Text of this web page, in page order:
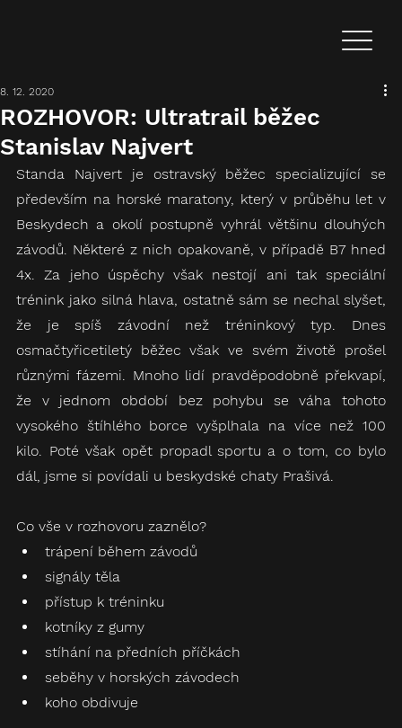
ROZHOVOR: Ultratrail běžec
Stanislav Najvert
8. 12. 2020
Standa Najvert je ostravský běžec specializující se
především na horské maratony, který v průběhu let v
Beskydech a okolí postupně vyhrál většinu dlouhých
závodů. Některé z nich opakovaně, v případě B7 hned
4x. Za jeho úspěchy však nestojí ani tak speciální
trénink jako silná hlava, ostatně sám se nechal slyšet,
že je spíš závodní než tréninkový typ. Dnes
osmačtyřicetiletý běžec však ve svém životě prošel
různými fázemi. Mnoho lidí pravděpodobně překvapí,
že v jednom období bez pohybu se váha tohoto
vysokého štíhlého borce vyšplhala na více než 100
kilo. Poté však opět propadl sportu a o tom, co bylo
dál, jsme si povídali u beskydské chaty Prašivá.
Co vše v rozhovoru zaznělo?
trápení během závodů
signály těla
přístup k tréninku
kotníky z gumy
stíhání na předních příčkách
seběhy v horských závodech
koho obdivuje